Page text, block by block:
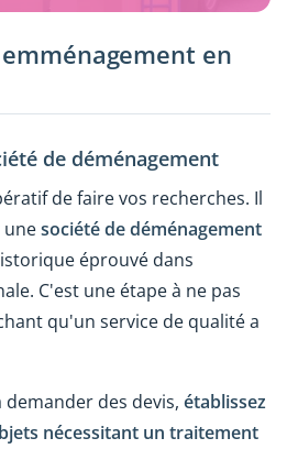
en
de déménagement
de faire vos recherches. Il
unesociété de déménagement
éprouvé dans
C'est une étape à ne pas
qu'un service de qualité a
des devis, établissez
nécessitant un traitement